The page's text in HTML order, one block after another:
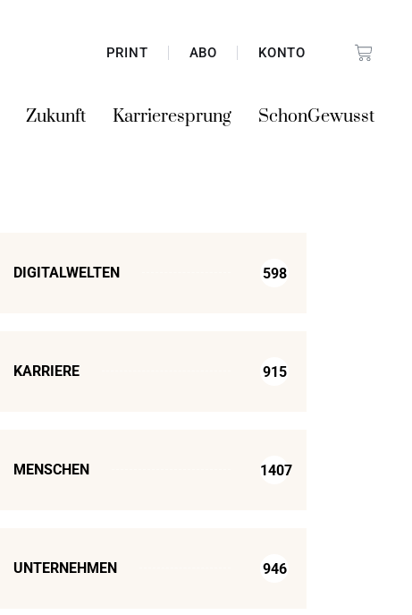
PRINT ABO KONTO
Zukunft Karrieresprung SchonGewusst
DIGITALWELTEN 598
KARRIERE 915
MENSCHEN 1407
UNTERNEHMEN 946